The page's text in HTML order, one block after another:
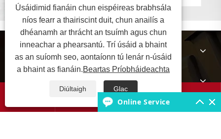
Fúinn
Bonn Eolais na mBonn

Úsáidimid fianáin chun eispéireas brabhsála
níos fearr a thairiscint duit, chun anailís a
dhéanamh ar thrácht an tsuímh agus chun
inneachar a phearsantú. Trí úsáid a bhaint
as an suíomh seo, aontaíonn tú lenár n-úsáid
a bhaint as fianáin.Beartas Príobháideachta
Diúltaigh Glac
Online Service